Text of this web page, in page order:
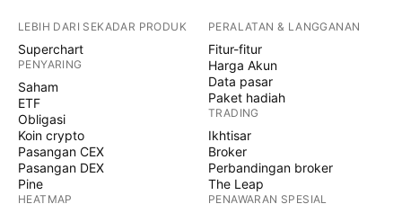
LEBIH DARI SEKADAR PRODUK
Superchart
PENYARING
Saham
ETF
Obligasi
Koin crypto
Pasangan CEX
Pasangan DEX
Pine
HEATMAP
PERALATAN & LANGGANAN
Fitur-fitur
Harga Akun
Data pasar
Paket hadiah
TRADING
Ikhtisar
Broker
Perbandingan broker
The Leap
PENAWARAN SPESIAL